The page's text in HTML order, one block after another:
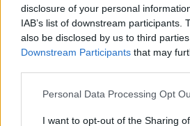
disclosure of your personal
IAB’s list of downstream participants.
also be disclosed by us to third
Downstream Participants that may
Please note that this website/app
not limited to your visit or usage
Personal Data Processing Opt
I want to opt-out of the Sharing
AUTEUR
Infos.fr Unit